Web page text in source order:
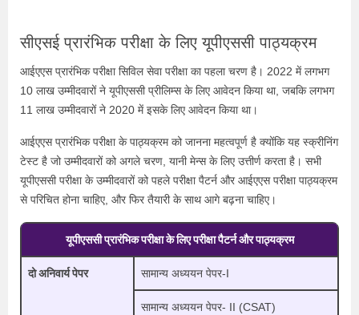
सीएसई प्रारंभिक परीक्षा के लिए यूपीएससी पाठ्यक्रम
आईएएस प्रारंभिक परीक्षा सिविल सेवा परीक्षा का पहला चरण है। 2022 में लगभग
10 लाख उम्मीदवारों ने यूपीएससी प्रीलिम्स के लिए आवेदन किया था, जबकि लगभग
11 लाख उम्मीदवारों ने 2020 में इसके लिए आवेदन किया था।
आईएएस प्रारंभिक परीक्षा के पाठ्यक्रम को जानना महत्वपूर्ण है क्योंकि यह स्क्रीनिंग
टेस्ट है जो उम्मीदवारों को अगले चरण, यानी मेन्स के लिए उत्तीर्ण करता है। सभी
यूपीएससी परीक्षा के उम्मीदवारों को पहले परीक्षा पैटर्न और आईएएस परीक्षा पाठ्यक्रम
से परिचित होना चाहिए, और फिर तैयारी के साथ आगे बढ़ना चाहिए।
यूपीएससी प्रारंभिक परीक्षा के लिए परीक्षा पैटर्न और पाठ्यक्रम
दो अनिवार्य पेपर सामान्य अध्ययन पेपर-I
सामान्य अध्ययन पेपर- II (CSAT)